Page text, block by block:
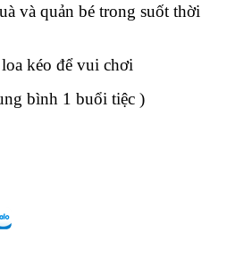
và quản bé trong suốt thời
kéo để vui chơi
bình 1 buổi tiệc )